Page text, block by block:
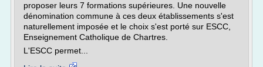
proposer leurs 7 formations supérieures. Une nouvelle
dénomination commune à ces deux établissements s'est
naturellement imposée et le choix s'est porté sur ESCC,
Enseignement Catholique de Chartres.
L'ESCC permet...